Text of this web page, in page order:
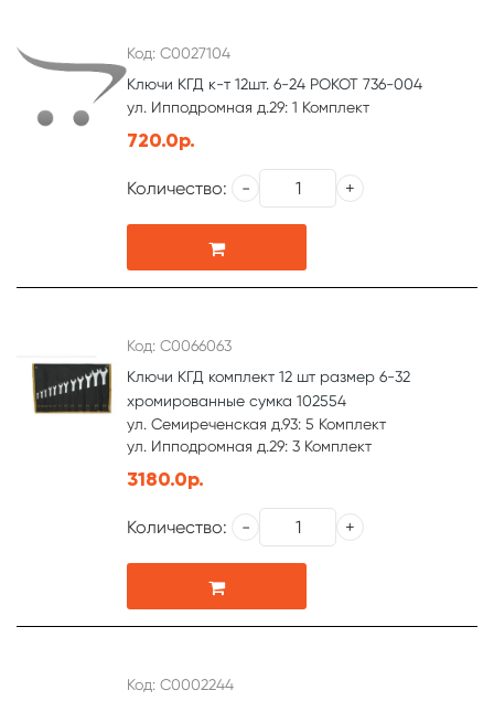
Код: С0027104
Ключи КГД к-т 12шт. 6-24 РОКОТ 736-004
ул. Ипподромная д.29: 1 Комплект
720.0р.
Количество:
Код: С0066063
Ключи КГД комплект 12 шт размер 6-32
хромированные сумка 102554
ул. Семиреченская д.93: 5 Комплект
ул. Ипподромная д.29: 3 Комплект
3180.0р.
Количество:
Код: С0002244